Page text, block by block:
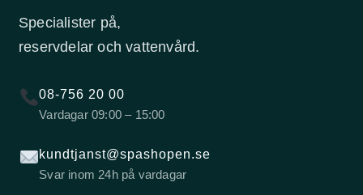
Specialister på,
reservdelar och vattenvård.
08-756 20 00
Vardagar 09:00 – 15:00
kundtjanst@spashopen.se
Svar inom 24h på vardagar